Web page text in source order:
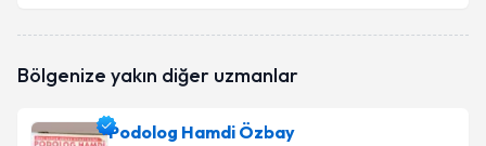
Bölgenize yakın diğer uzmanlar
Podolog Hamdi Özbay